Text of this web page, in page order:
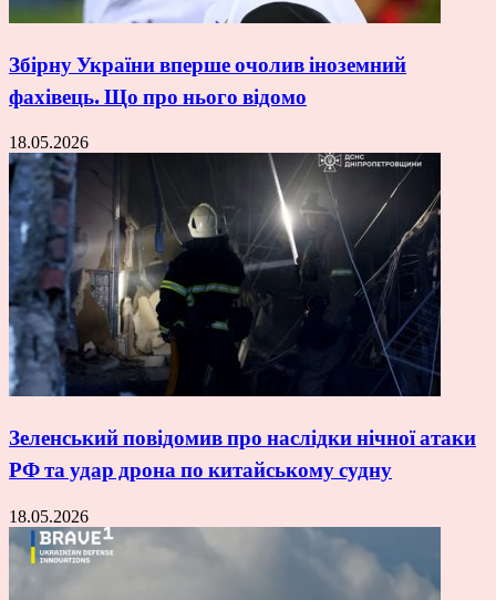
Збірну України вперше очолив іноземний
фахівець. Що про нього відомо
18.05.2026
Зеленський повідомив про наслідки нічної атаки
РФ та удар дрона по китайському судну
18.05.2026